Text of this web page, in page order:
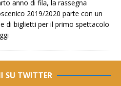
anno di fila, la rassegna
2019/2020 parte con un
di biglietti per il primo spettacolo
SU TWITTER